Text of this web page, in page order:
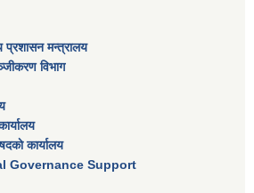
प्रशासन मन्त्रालय
विभाग
कार्यालय
Governance Support